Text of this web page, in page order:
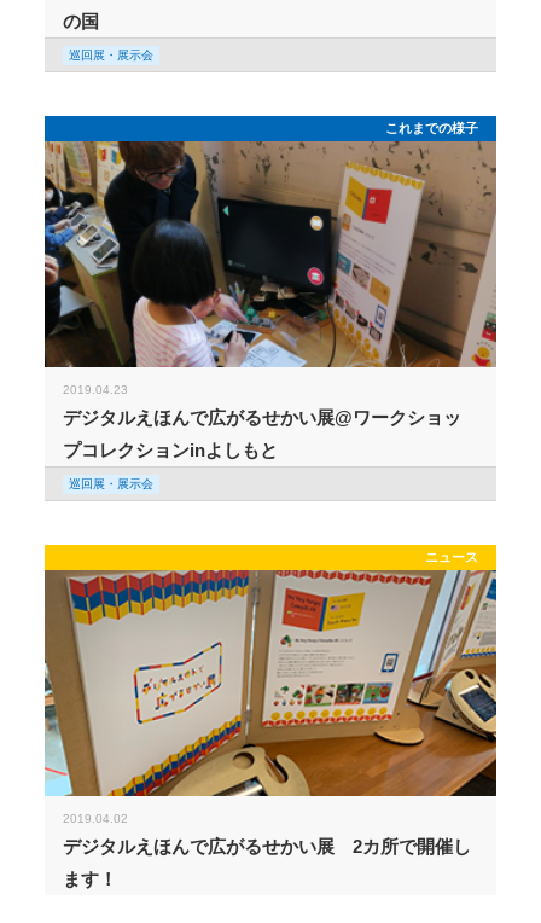
の国
巡回展・展示会
これまでの様子
2019.04.23
デジタルえほんで広がるせかい展@ワークショッ
プコレクションinよしもと
巡回展・展示会
ニュース
2019.04.02
デジタルえほんで広がるせかい展 2カ所で開催し
ます！